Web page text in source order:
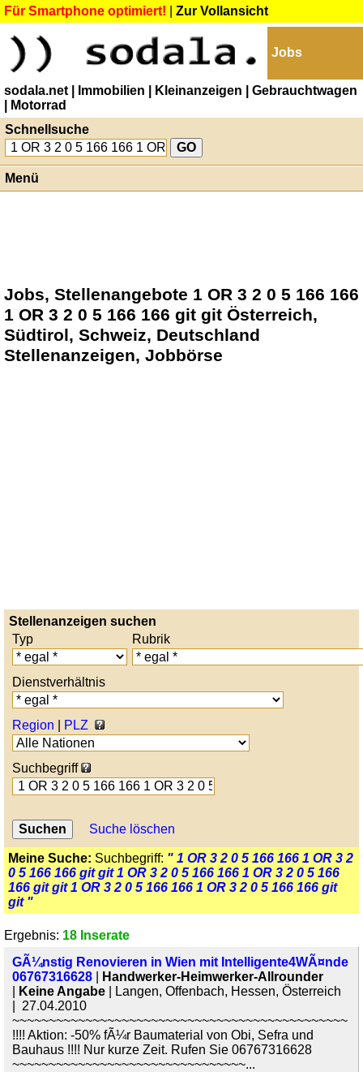
Für Smartphone optimiert! Zur Vollansicht
Jobs
sodala.net | Immobilien | Kleinanzeigen
| Gebrauchtwagen
| Motorrad
Schnellsuche
Menü
Jobs, Stellenangebote 1 OR 3 2 0 5 166 166
1 OR 3 2 0 5 166 166 git git Österreich,
Südtirol, Schweiz, Deutschland
Stellenanzeigen, Jobbörse
Stellenanzeigen suchen
Typ
Rubrik
Dienstverhältnis
Region PLZ
Suchbegriff
Suche löschen
Meine Suche: Suchbegriff: " 1 OR 3 2 0 5 166 166 1 OR 3 2
0 5 166 166 git git 1 OR 3 2 0 5 166 166 1 OR 3 2 0 5 166
166 git git 1 OR 3 2 0 5 166 166 1 OR 3 2 0 5 166 166 git
git "
Ergebnis: 18 Inserate
GÃ¼nstig Renovieren in Wien mit Intelligente4WÃ¤nde
06767316628
Handwerker-Heimwerker-Allrounder
Keine Angabe | Langen, Offenbach, Hessen, Österreich
| 27.04.2010
~~~~~~~~~~~~~~~~~~~~~~~~~~~~~~~~~~~~~~~~~~~~~~
!!!! Aktion: -50% fÃ¼r Baumaterial von Obi, Sefra und
Bauhaus !!!! Nur kurze Zeit. Rufen Sie 06767316628
~~~~~~~~~~~~~~~~~~~~~~~~~~~~~~~~...